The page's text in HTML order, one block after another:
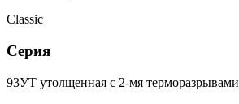
Classic
Серия
93УТ утолщенная с 2-мя терморазрывами